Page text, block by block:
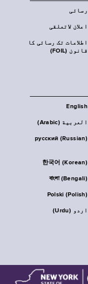
رسائی
اعلان لاتعلقی
اطلاعات تک رسائی کا
قانون (FOIL)
English
العربية (Arabic)
русский (Russian)
한국어 (Korean)
বাংলা (Bengali)
Polski (Polish)
اردو (Urdu)